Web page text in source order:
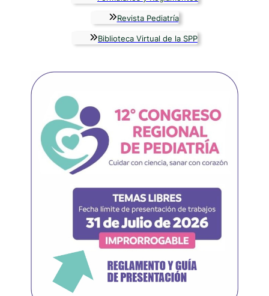
Revista Pediatría
Biblioteca Virtual de la SPP